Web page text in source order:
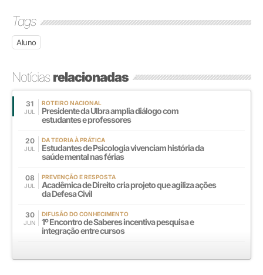
Tags
Aluno
Notíciasrelacionadas
31
JUL
ROTEIRO NACIONAL
Presidente da Ulbra amplia diálogo com
estudantes e professores
20
JUL
DA TEORIA À PRÁTICA
Estudantes de Psicologia vivenciam história da
saúde mental nas férias
08
JUL
PREVENÇÃO E RESPOSTA
Acadêmica de Direito cria projeto que agiliza ações
da Defesa Civil
30
JUN
DIFUSÃO DO CONHECIMENTO
1º Encontro de Saberes incentiva pesquisa e
integração entre cursos